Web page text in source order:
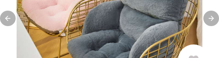
Previous slide